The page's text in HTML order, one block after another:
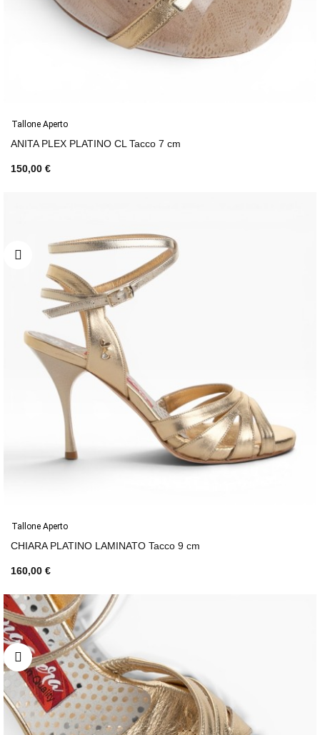
Tallone Aperto
ANITA PLEX PLATINO CL Tacco 7 cm
150,00 €
Tallone Aperto
CHIARA PLATINO LAMINATO Tacco 9 cm
160,00 €